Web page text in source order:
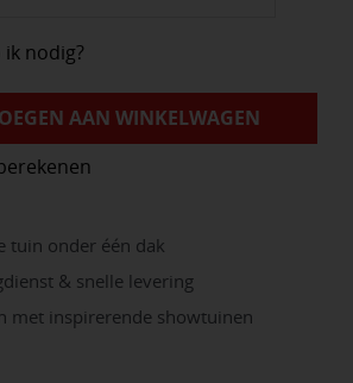
nodig?
AAN WINKELWAGEN
tuin onder één dak
& snelle levering
met inspirerende showtuinen